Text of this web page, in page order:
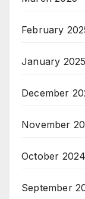
February
January 2025
December
November
October 2024
September